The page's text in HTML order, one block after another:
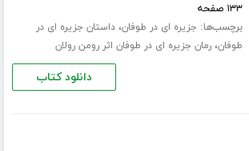
۱۳۳ صفحه
برچسب‌ها: جزیره ای در طوفان،داستان جزیره ای در
طوفان،رمان جزیره ای در طوفان اثر رومن رولان
دانلود کتاب